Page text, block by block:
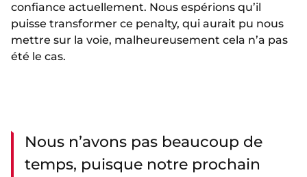
confiance actuellement. Nous espérions qu’il
puisse transformer ce penalty, qui aurait pu nous
mettre sur la voie, malheureusement cela n’a pas
été le cas.
Nous n’avons pas beaucoup de
temps, puisque notre prochain